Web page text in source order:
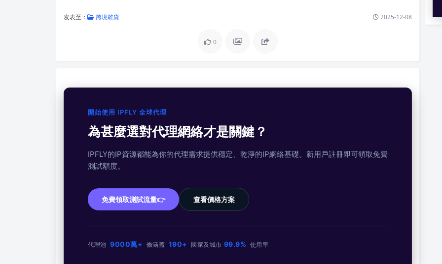
发表至： 跨境乾貨 2025-12-08
0
開始使用 IPFLY 全球代理
為甚麼選對代理網絡才是關鍵？
IPFLY的IP資源都能為你的代理需求提供穩定、乾淨的IP網絡基礎。新用戶註冊即可領取免費
測試額度。
免費領取測試流量👉 查看價格方案
代理池 9000萬+ 條涵蓋 190+ 國家及城市 99.9% 使用率